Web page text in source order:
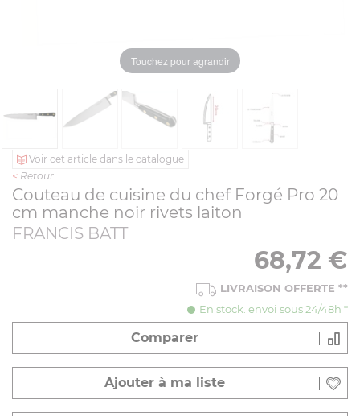
Touchez pour agrandir
Voir cet article dans le catalogue
< Retour
Couteau de cuisine du chef Forgé Pro 20
cm manche noir rivets laiton
FRANCIS BATT
68,72 €
LIVRAISON OFFERTE **
En stock. envoi sous 24/48h *
Comparer
Ajouter à ma liste